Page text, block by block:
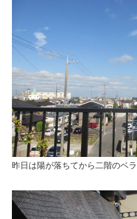
昨日は陽が落ちてから二階のベ